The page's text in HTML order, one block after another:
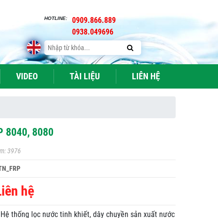
HOTLINE:
0909.866.889
0938.049696
VIDEO TÀI LIỆU LIÊN HỆ
8040, 8080
3976
hệ
thống lọc nước tinh khiết, dây chuyền sản xuất nước